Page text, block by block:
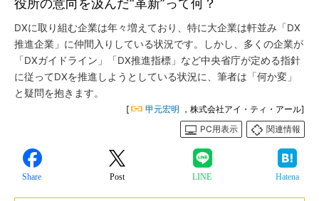
役所の意向を汲んだ“革新”って何？
DXに取り組む企業は年々増えており、特に大企業は軒並み「DX
推進企業」に仲間入りしている状況です。しかし、多くの企業が
「DXガイドライン」「DX推進指標」など中央省庁が定める指針
に従ってDXを推進しようとしている状況に、筆者は「何か変」
と疑問を抱きます。
[ 甲元宏明 ，株式会社アイ・ティ・アール]
PC用表示
関連情報
Share Post LINE Hatena